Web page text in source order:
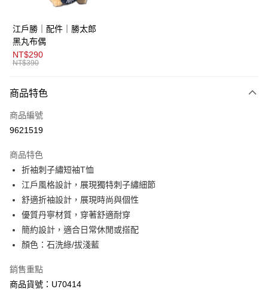
【關於「AFTEE先享後付」】
便利好安心！
１．簡單：不需註冊會員、不需綁卡、不需儲值。
２．便利：只要手機號碼，簡訊認證，即可結帳。
３．安心：先確認商品／服務後，再付款。
１．於結帳方式選擇「AFTEE先享後付」後，將跳轉至「AFTEE先享後付」
２．訂單成立數日內，您將收到繳費通知簡訊。
３．收到繳費通知簡訊後14天內，點擊此簡訊中的連結，可透過四大超商／
購買商品的店家。未經商家同意取消之訂單仍視為有效，需透過AFTEE先享
後付繳納相關費用。
※ 交易是否成功請以「AFTEE先享後付 」之結帳頁面顯示為準，若有關於
是否繳費成功／繳費後需取消欲退款等相關疑問，請聯繫「AFTEE先享後付
客戶支援中心」https://netprotections.freshdesk.com/support/home
１．透過由恩沛科技股份有限公司提供之「AFTEE先享後付」服務完成之交
易，需依本服務之必要範圍內提供個人資料，並將交易相關給付款項請求債
２．關於個人資料處理事宜，請瀏覽以下網址：
３．未成年的使用者請事先徵得法定代理人或監護人之同意方可使用
運送方式
全家取貨付款
免運費
免運費
付款後萊爾富取貨
免運費
7-11取貨付款
免運費
免運費
江戶勝｜配件｜勝太郎
黑丸布偶
NT$290
NT$390
商品特色
商品編號
9621519
商品特色
折袖刺子繡短袖T恤
江戶風格設計，展現獨特刺子繡細節
舒適折袖設計，展現時尚與個性
優質丹寧材質，穿著舒適耐穿
簡約設計，適合日常休閒或搭配
顏色：石洗綠/拔淺藍
銷售重點
商品貨號：U70414